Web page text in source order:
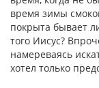
время зимы
покрыта бывает
того Иисус?
намереваясь
хотел только